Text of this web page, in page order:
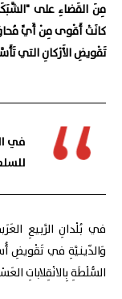
مِنَ القَضاءِ على
كانَتْ أَقْوى مِنْ أَيِّ
تَقْويضِ الأَرْكانِ التي
في
في بُلْدانِ الرَّبيعِ
وَالدّينيَّةِ في تَقْويضِ
السُّلْطَةِ بِالانْقِلاباتِ